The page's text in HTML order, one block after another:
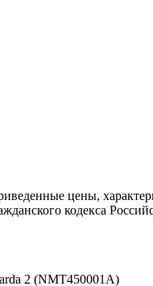
цены,
кодекса
2 (NMT450001A)